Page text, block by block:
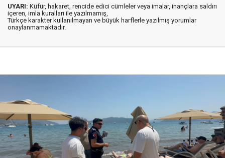
UYARI: Küfür, hakaret, rencide edici cümleler veya imalar, inançlara saldırı
içeren, imla kuralları ile yazılmamış,
Türkçe karakter kullanılmayan ve büyük harflerle yazılmış yorumlar
onaylanmamaktadır.